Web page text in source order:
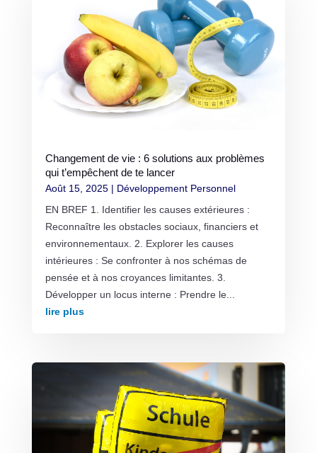
Changement de vie : 6 solutions aux problèmes
qui t’empêchent de te lancer
Août 15, 2025| Développement Personnel
EN BREF 1. Identifier les causes extérieures :
Reconnaître les obstacles sociaux, financiers et
environnementaux. 2. Explorer les causes
intérieures : Se confronter à nos schémas de
pensée et à nos croyances limitantes. 3.
Développer un locus interne : Prendre le...
lire plus